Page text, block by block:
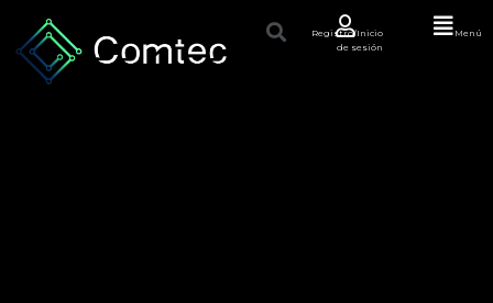
Registro/Inicio
de sesión
Menú